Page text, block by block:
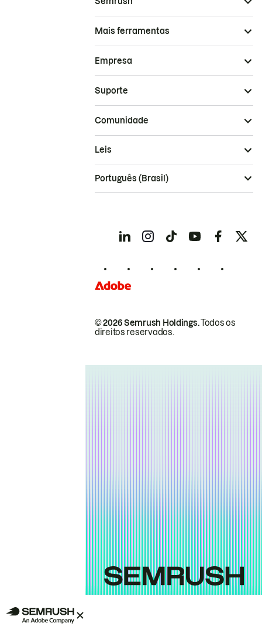
Mais ferramentas
Empresa
Suporte
Comunidade
© 2026 Semrush Holdings.Todos os
direitos reservados.
Leis
Português (Brasil)